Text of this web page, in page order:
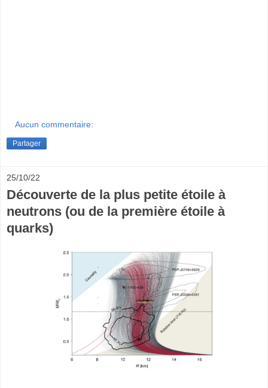
Aucun commentaire:
Partager
25/10/22
Découverte de la plus petite étoile à
neutrons (ou de la première étoile à
quarks)